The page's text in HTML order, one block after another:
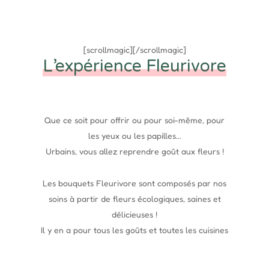
[scrollmagic][/scrollmagic]
L’expérience Fleurivore
Que ce soit pour offrir ou pour soi-même, pour
les yeux ou les papilles…
Urbains, vous allez reprendre goût aux fleurs !
Les bouquets Fleurivore sont composés par nos
soins à partir de fleurs écologiques, saines et
délicieuses !
Il y en a pour tous les goûts et toutes les cuisines